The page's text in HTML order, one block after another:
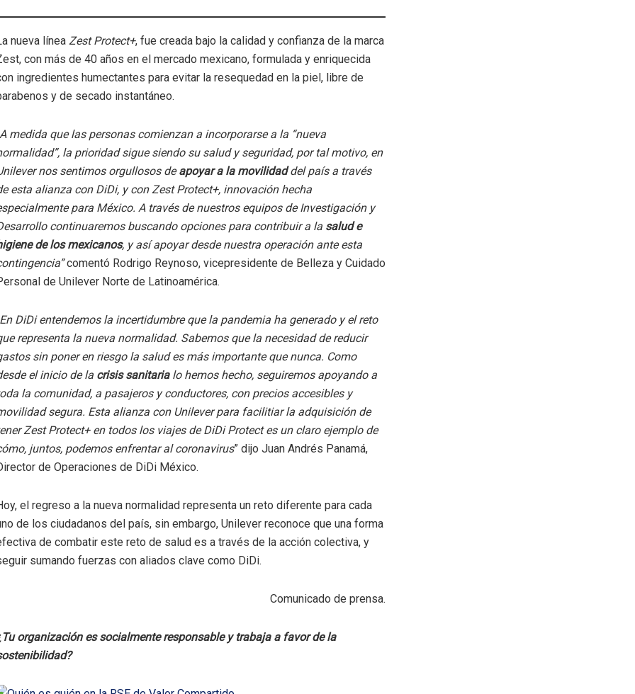
nueva línea Zest Protect+, fue creada bajo la calidad y confianza de la marca
con más de 40 años en el mercado mexicano, formulada y enriquecida
ingredientes humectantes para evitar la resequedad en la piel, libre de
y de secado instantáneo.
A medida que las personas comienzan a incorporarse a la “nueva
la prioridad sigue siendo su salud y seguridad, por tal motivo, en
nos sentimos orgullosos deapoyar a la movilidaddel país a través
esta alianza con DiDi, y con Zest Protect+, innovación hecha
para México. A través de nuestros equipos de Investigación y
continuaremos buscando opciones para contribuir a la salud e
de los mexicanos, y así apoyar desde nuestra operación ante esta
comentó Rodrigo Reynoso, vicepresidente de Belleza y Cuidado
de Unilever Norte de Latinoamérica.
En DiDi entendemos la incertidumbre que la pandemia ha generado y el reto
representa la nueva normalidad. Sabemos que la necesidad de reducir
sin poner en riesgo la salud es más importante que nunca. Como
el inicio de la crisis sanitaria lo hemos hecho, seguiremos apoyando a
la comunidad, a pasajeros y conductores, con precios accesibles y
segura. Esta alianza con Unilever para facilitiar la adquisición de
Zest Protect+ en todos los viajes de DiDi Protect es un claro ejemplo de
juntos, podemos enfrentar al coronavirus” dijo Juan Andrés Panamá,
de Operaciones de DiDi México.
el regreso a la nueva normalidad representa un reto diferente para cada
de los ciudadanos del país, sin embargo, Unilever reconoce que una forma
de combatir este reto de salud es a través de la acción colectiva, y
sumando fuerzas con aliados clave como DiDi.
Comunicado de prensa.
organización es socialmente responsable y trabaja a favor de la